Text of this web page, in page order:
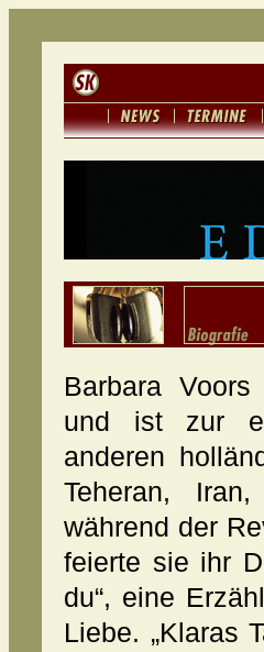
Barbara
und ist zur
anderen
Teheran,
während der
feierte sie ihr
du“, eine
Liebe. „Klaras